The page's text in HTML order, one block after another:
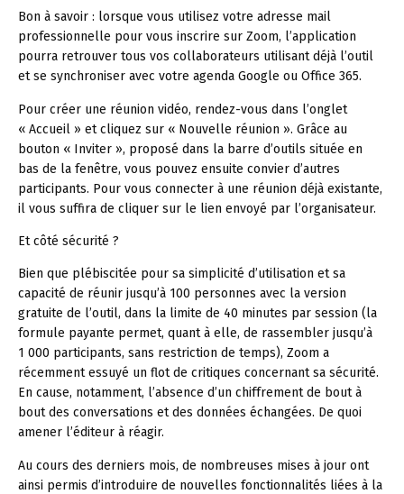
Bon à savoir : lorsque vous utilisez votre adresse mail
professionnelle pour vous inscrire sur Zoom, l’application
pourra retrouver tous vos collaborateurs utilisant déjà l’outil
et se synchroniser avec votre agenda Google ou Office 365.
Pour créer une réunion vidéo, rendez-vous dans l’onglet
« Accueil » et cliquez sur « Nouvelle réunion ». Grâce au
bouton « Inviter », proposé dans la barre d’outils située en
bas de la fenêtre, vous pouvez ensuite convier d’autres
participants. Pour vous connecter à une réunion déjà existante,
il vous suffira de cliquer sur le lien envoyé par l’organisateur.
Et côté sécurité ?
Bien que plébiscitée pour sa simplicité d’utilisation et sa
capacité de réunir jusqu’à 100 personnes avec la version
gratuite de l’outil, dans la limite de 40 minutes par session (la
formule payante permet, quant à elle, de rassembler jusqu’à
1 000 participants, sans restriction de temps), Zoom a
récemment essuyé un flot de critiques concernant sa sécurité.
En cause, notamment, l’absence d’un chiffrement de bout à
bout des conversations et des données échangées. De quoi
amener l’éditeur à réagir.
Au cours des derniers mois, de nombreuses mises à jour ont
ainsi permis d’introduire de nouvelles fonctionnalités liées à la